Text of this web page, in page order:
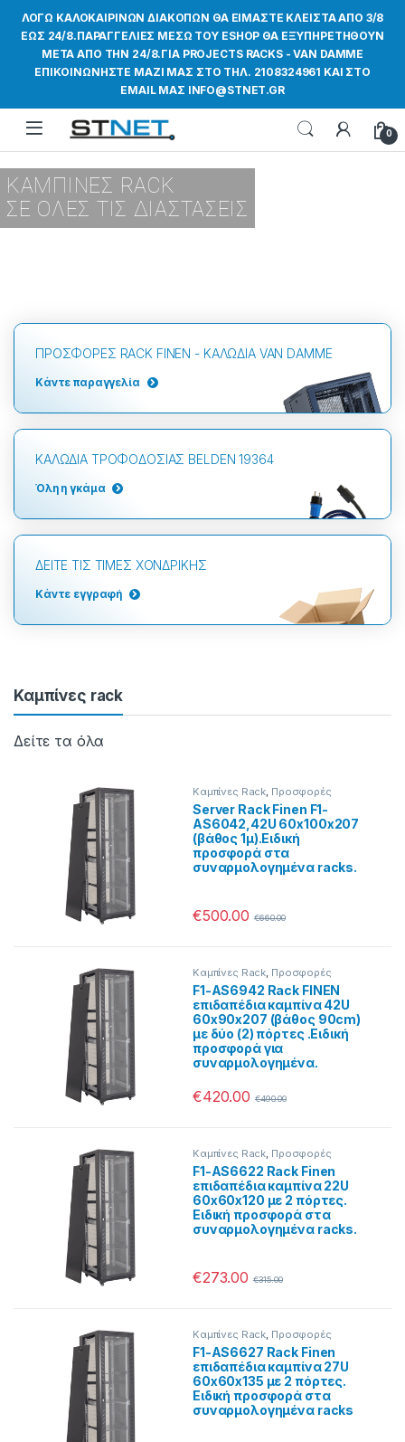
ΛΟΓΩ ΚΑΛΟΚΑΙΡΙΝΩΝ ΔΙΑΚΟΠΩΝ ΘΑ ΕΙΜΑΣΤΕ ΚΛΕΙΣΤΑ ΑΠΟ 3/8
ΕΩΣ 24/8.ΠΑΡΑΓΓΕΛΙΕΣ ΜΕΣΩ ΤΟΥ ESHOP ΘΑ ΕΞΥΠΗΡΕΤΗΘΟΥΝ
ΜΕΤΑ ΑΠΟ ΤΗΝ 24/8.ΓΙΑ PROJECTS RACKS - VAN DAMME
ΕΠΙΚΟΙΝΩΝΗΣΤΕ ΜΑΖΙ ΜΑΣ ΣΤΟ ΤΗΛ. 2108324961 ΚΑΙ ΣΤΟ
EMAIL ΜΑΣ INFO@STNET.GR
0
ΚΑΜΠΙΝΕΣ RACK
ΣΕ ΟΛΕΣ ΤΙΣ ΔΙΑΣΤΑΣΕΙΣ
ΠΡΟΣΦΟΡΕΣ RACK FINEN - ΚΑΛΩΔΙΑ VAN DAMME
Κάντε παραγγελία
ΚΑΛΩΔΙΑ ΤΡΟΦΟΔΟΣΙΑΣ BELDEN 19364
Όλη η γκάμα
ΔΕΙΤΕ ΤΙΣ ΤΙΜΕΣ ΧΟΝΔΡΙΚΗΣ
Κάντε εγγραφή
Καμπίνες rack
Καμπίνες Rack, Προσφορές
Server Rack Finen F1-
AS6042,42U 60x100x207
(βάθος 1μ).Ειδική
προσφορά στα
συναρμολογημένα racks.
€500.00 €660.00
Καμπίνες Rack, Προσφορές
F1-AS6942 Rack FINEN
επιδαπέδια καμπίνα 42U
60x90x207 (βάθος 90cm)
με δύο (2) πόρτες .Ειδική
προσφορά για
συναρμολογημένα.
€420.00 €490.00
Καμπίνες Rack, Προσφορές
F1-AS6622 Rack Finen
επιδαπέδια καμπίνα 22U
60x60x120 με 2 πόρτες.
Ειδική προσφορά στα
συναρμολογημένα racks.
€273.00 €315.00
Καμπίνες Rack, Προσφορές
F1-AS6627 Rack Finen
επιδαπέδια καμπίνα 27U
60x60x135 με 2 πόρτες.
Ειδική προσφορά στα
συναρμολογημένα racks